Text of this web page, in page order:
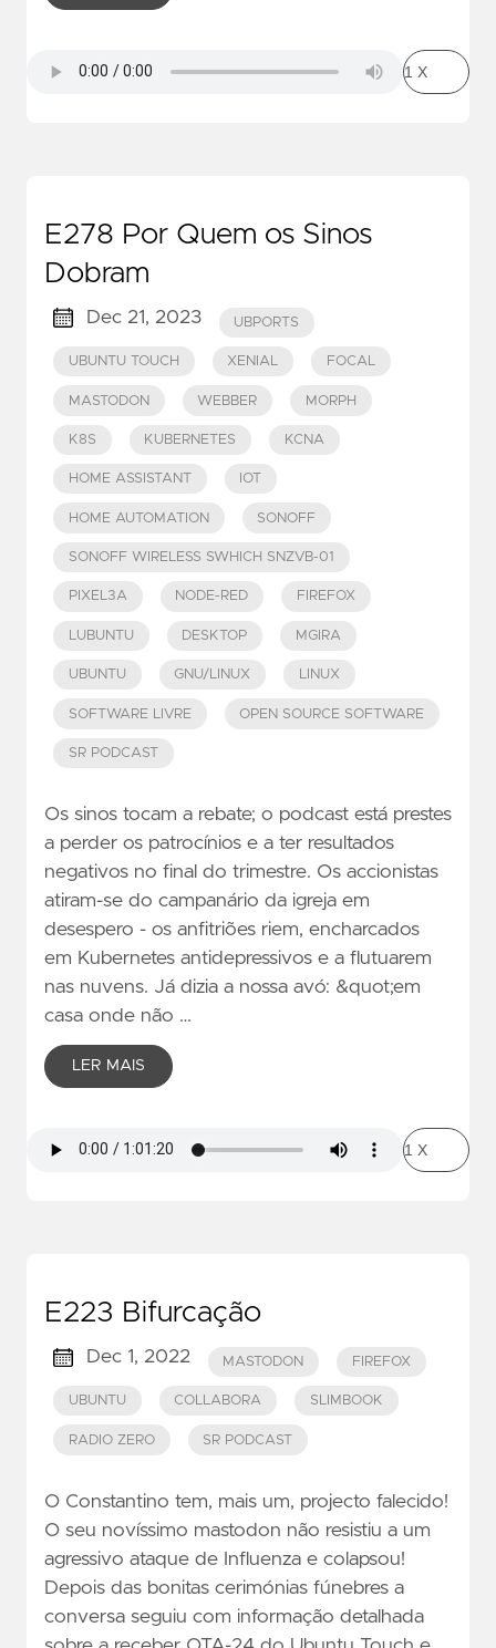
E278 Por Quem os Sinos
Dobram
Dec 21, 2023 UBPORTS
UBUNTU TOUCH XENIAL FOCAL
MASTODON WEBBER MORPH
K8S KUBERNETES KCNA
HOME ASSISTANT IOT
HOME AUTOMATION SONOFF
SONOFF WIRELESS SWHICH SNZVB-01
PIXEL3A NODE-RED FIREFOX
LUBUNTU DESKTOP MGIRA
UBUNTU GNU/LINUX LINUX
SOFTWARE LIVRE OPEN SOURCE SOFTWARE
SR PODCAST
Os sinos tocam a rebate; o podcast está prestes
a perder os patrocínios e a ter resultados
negativos no final do trimestre. Os accionistas
atiram-se do campanário da igreja em
desespero - os anfitriões riem, encharcados
em Kubernetes antidepressivos e a flutuarem
nas nuvens. Já dizia a nossa avó: &quot;em
casa onde não …
LER MAIS
E223 Bifurcação
Dec 1, 2022 MASTODON FIREFOX
UBUNTU COLLABORA SLIMBOOK
RADIO ZERO SR PODCAST
O Constantino tem, mais um, projecto falecido!
O seu novíssimo mastodon não resistiu a um
agressivo ataque de Influenza e colapsou!
Depois das bonitas cerimónias fúnebres a
conversa seguiu com informação detalhada